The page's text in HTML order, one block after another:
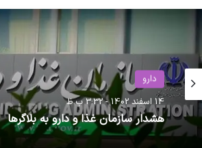
رفت
مصاحبه مشاور
کنندگان مواد
بسته بندی دارویی
اقدامات دبیرخانه
دارو
14 اسفند 1402 - 3:32 ب.ظ
هشدار سازمان غذا و دارو به بلاگرها